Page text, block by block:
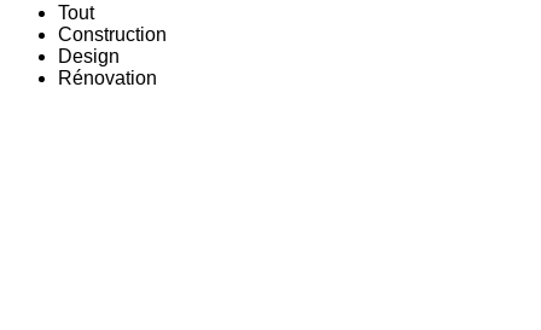
Tout
Construction
Design
Rénovation